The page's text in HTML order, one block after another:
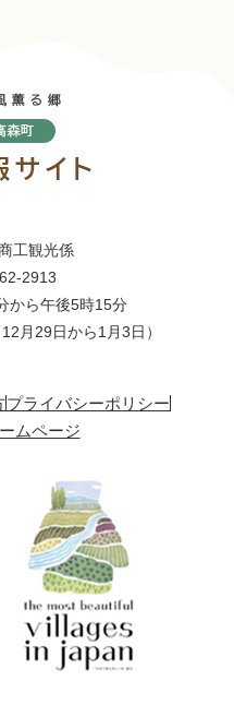
工観光係
2913
から午後5時15分
月29日から1月3日）
プライバシーポリシー
ムページ